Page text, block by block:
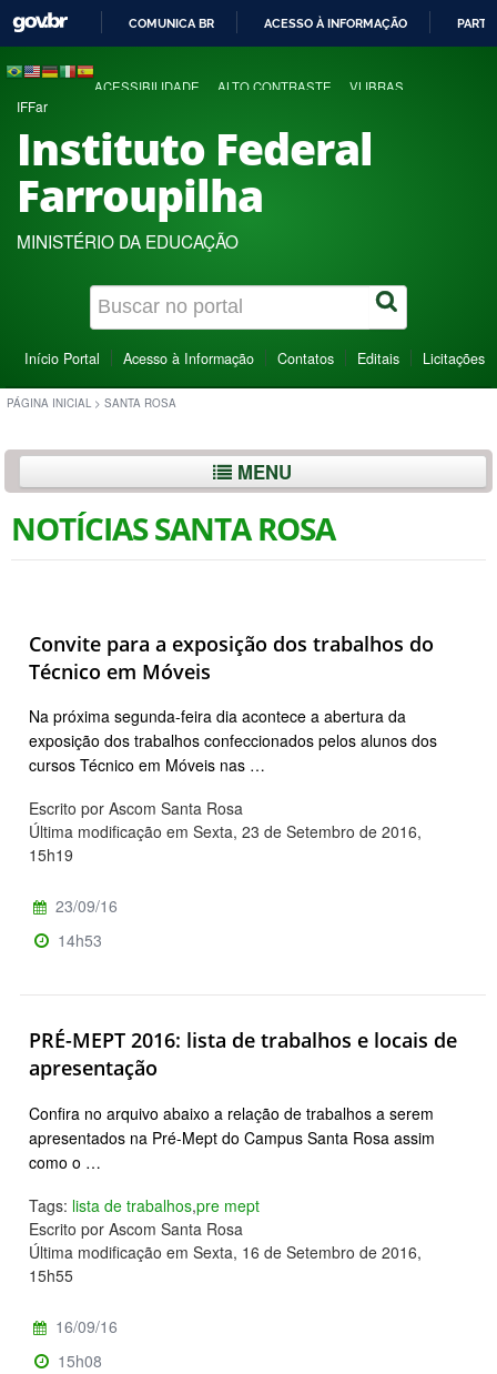
COMUNICA BR ACESSO À INFORMAÇÃO
ACESSIBILIDADE ALTO CONTRASTE VLIBRAS
IFFar
Instituto Federal
Farroupilha
MINISTÉRIO DA EDUCAÇÃO
Início Portal Acesso à Informação Contatos Editais Licitações
PÁGINA INICIAL > SANTA ROSA
MENU
NOTÍCIAS SANTA ROSA
Convite para a exposição dos trabalhos do
Técnico em Móveis
Na próxima segunda-feira dia acontece a abertura da
exposição dos trabalhos confeccionados pelos alunos dos
cursos Técnico em Móveis nas …
Escrito por Ascom Santa Rosa
Última modificação em Sexta, 23 de Setembro de 2016,
15h19
23/09/16
14h53
PRÉ-MEPT 2016: lista de trabalhos e locais de
apresentação
Confira no arquivo abaixo a relação de trabalhos a serem
apresentados na Pré-Mept do Campus Santa Rosa assim
como o …
Tags: lista de trabalhos,pre mept
Escrito por Ascom Santa Rosa
Última modificação em Sexta, 16 de Setembro de 2016,
15h55
16/09/16
15h08